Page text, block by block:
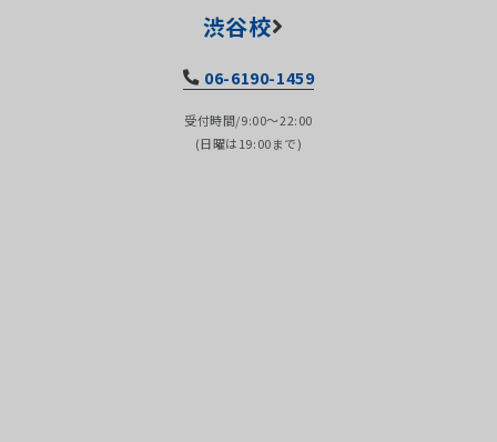
渋谷校
06-6190-1459
受付時間/9:00～22:00
(日曜は19:00まで)